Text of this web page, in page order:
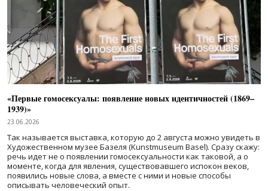
«Первые гомосексуалы: появление новых идентичностей (1869–
1939)»
23.06.2026
Так называется выставка, которую до 2 августа можно увидеть в
Художественном музее Базеля (Kunstmuseum Basel). Сразу скажу:
речь идет не о появлении гомосексуальности как таковой, а о
моменте, когда для явления, существовавшего испокон веков,
появились новые слова, а вместе с ними и новые способы
описывать человеческий опыт.